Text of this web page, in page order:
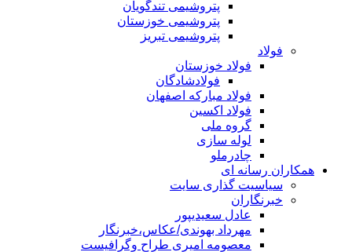
پتروشیمی تندگویان
پتروشیمی خوزستان
پتروشیمی تبریز
فولاد
فولاد خوزستان
فولادشادگان
فولاد مبارکه اصفهان
فولاد اکسین
گروه ملی
لوله سازی
چادرملو
همکاران رسانه ای
سیاسیت گذاری سایت
خبرنگاران
عادل سعیدیپور
مهرداد بهوندی/عکاس،خبرنگار
معصومه امیری طراح وگرافیست